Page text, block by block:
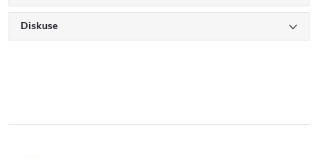
Diskuse